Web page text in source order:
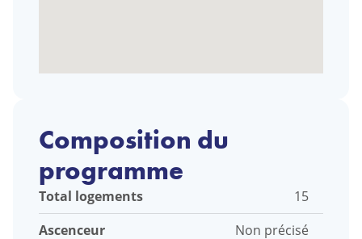
Composition du
programme
Total logements
15
Ascenceur
Non précisé